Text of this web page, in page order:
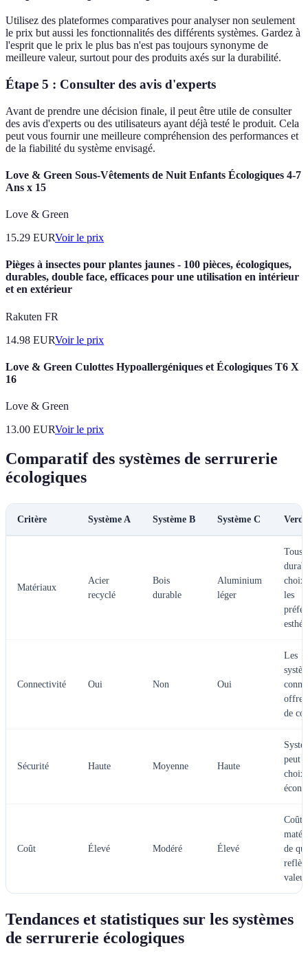
Utilisez des plateformes comparatives pour analyser non seulement
le prix but aussi les fonctionnalités des différents systèmes. Gardez à
l'esprit que le prix le plus bas n'est pas toujours synonyme de
meilleure valeur, surtout pour des produits axés sur la durabilité.
Étape 5 : Consulter des avis d'experts
Avant de prendre une décision finale, il peut être utile de consulter
des avis d'experts ou des utilisateurs ayant déjà testé le produit. Cela
peut vous fournir une meilleure compréhension des performances et
de la fiabilité du système envisagé.
Love & Green Sous-Vêtements de Nuit Enfants Écologiques 4-7
Ans x 15
Love & Green
15.29 EURVoir le prix
Pièges à insectes pour plantes jaunes - 100 pièces, écologiques,
durables, double face, efficaces pour une utilisation en intérieur
et en extérieur
Rakuten FR
14.98 EURVoir le prix
Love & Green Culottes Hypoallergéniques et Écologiques T6 X
16
Love & Green
13.00 EURVoir le prix
Comparatif des systèmes de serrurerie
écologiques
Critère Système A Système B Système C
Matériaux
Acier
recyclé
Bois
durable
Aluminium
léger
Tous
choix
les
Connectivité Oui Non Oui
Les
de
Sécurité Haute Moyenne Haute
peut
choix
Coût Élevé Modéré Élevé
Coût
de
Tendances et statistiques sur les systèmes
de serrurerie écologiques